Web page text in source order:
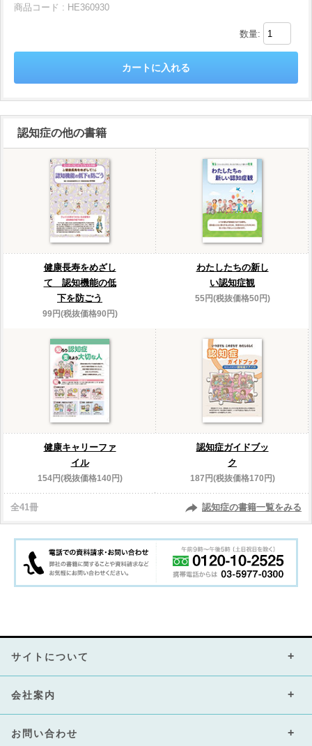
商品コード : HE360930
数量:
認知症の他の書籍
健康長寿をめざし
て 認知機能の低
下を防ごう
99円(税抜価格90円)
わたしたちの新し
い認知症観
55円(税抜価格50円)
健康キャリーファ
イル
154円(税抜価格140円)
認知症ガイドブッ
ク
187円(税抜価格170円)
全41冊 認知症の書籍一覧をみる
サイトについて
会社案内
お問い合わせ